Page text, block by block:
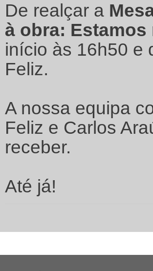
De realçar a
à obra:
início às 16h50 e
Feliz.
A nossa equipa
Feliz e Carlos
receber.
Até já!